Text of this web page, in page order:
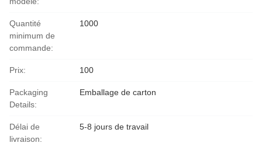
Quantité
minimum de
commande:
1000
Prix: 100
Packaging
Details:
Emballage de carton
Délai de
livraison:
5-8 jours de travail